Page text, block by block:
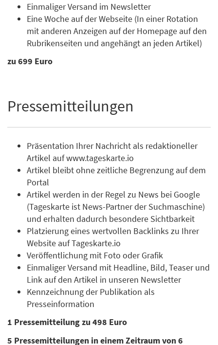
Einmaliger Versand im Newsletter
Eine Woche auf der Webseite (In einer Rotation
mit anderen Anzeigen auf der Homepage auf den
Rubrikenseiten und angehängt an jeden Artikel)
zu 699 Euro
Pressemitteilungen
Präsentation Ihrer Nachricht als redaktioneller
Artikel auf www.tageskarte.io
Artikel bleibt ohne zeitliche Begrenzung auf dem
Portal
Artikel werden in der Regel zu News bei Google
(Tageskarte ist News-Partner der Suchmaschine)
und erhalten dadurch besondere Sichtbarkeit
Platzierung eines wertvollen Backlinks zu Ihrer
Website auf Tageskarte.io
Veröffentlichung mit Foto oder Grafik
Einmaliger Versand mit Headline, Bild, Teaser und
Link auf den Artikel in unseren Newsletter
Kennzeichnung der Publikation als
Presseinformation
1 Pressemitteilung zu 498 Euro
5 Pressemitteilungen in einem Zeitraum von 6